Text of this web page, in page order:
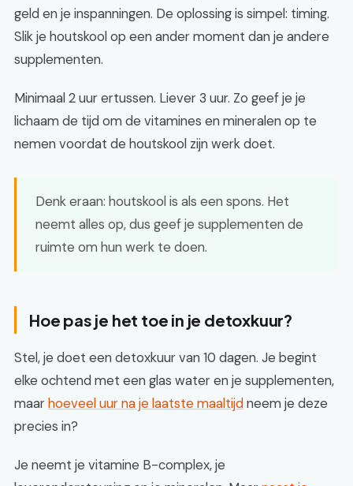
geld en je inspanningen. De oplossing is simpel: timing.
Slik je houtskool op een ander moment dan je andere
supplementen.
Minimaal 2 uur ertussen. Liever 3 uur. Zo geef je je
lichaam de tijd om de vitamines en mineralen op te
nemen voordat de houtskool zijn werk doet.
Denk eraan: houtskool is als een spons. Het
neemt alles op, dus geef je supplementen de
ruimte om hun werk te doen.
Hoe pas je het toe in je detoxkuur?
Stel, je doet een detoxkuur van 10 dagen. Je begint
elke ochtend met een glas water en je supplementen,
maarhoeveel uur na je laatste maaltijdneem je deze
precies in?
Je neemt je vitamine B-complex, je